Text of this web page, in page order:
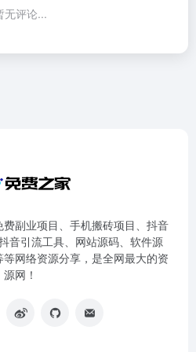
无评论...
副业项目、手机搬砖项目、抖音
音引流工具、网站源码、软件源
网络资源分享，是全网最大的资
源网！